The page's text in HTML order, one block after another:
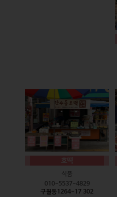
호떡
식품
010-5537-4829
구월동1264-17 302